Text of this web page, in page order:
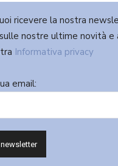
ricevere la nostra
nostre ultime novità
Informativa privacy
email: